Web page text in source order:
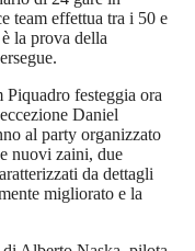
team effettua tra i 50 e
la prova della
festeggia ora
Daniel
al party organizzato
nuovi zaini, due
da dettagli
migliorato e la